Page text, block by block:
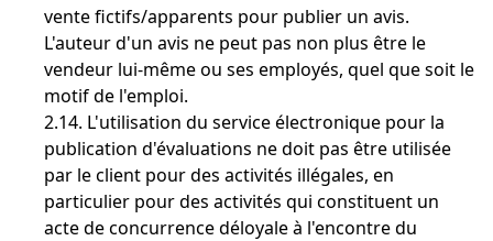
vente fictifs/apparents pour publier un avis.
L'auteur d'un avis ne peut pas non plus être le
vendeur lui-même ou ses employés, quel que soit le
motif de l'emploi.
2.14. L'utilisation du service électronique pour la
publication d'évaluations ne doit pas être utilisée
par le client pour des activités illégales, en
particulier pour des activités qui constituent un
acte de concurrence déloyale à l'encontre du